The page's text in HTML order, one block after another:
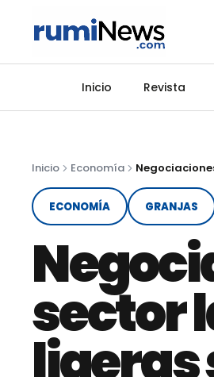
Inicio Revista
Inicio Economía
ECONOMÍA GRANJAS
sector
ligeras